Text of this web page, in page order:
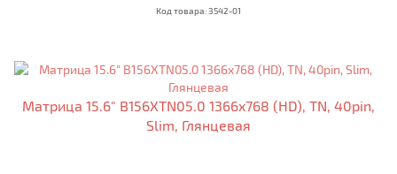
Код товара: 3542-01
Матрица 15.6" B156XTN05.0 1366x768 (HD), TN, 40pin,
Slim, Глянцевая